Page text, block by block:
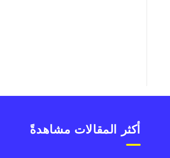
أكثر المقالات مشاهدةً